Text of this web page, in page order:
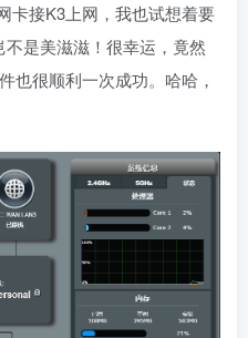
卡接K3上网，我也试想着要
是美滋滋！很幸运，竟然
也很顺利一次成功。哈哈，